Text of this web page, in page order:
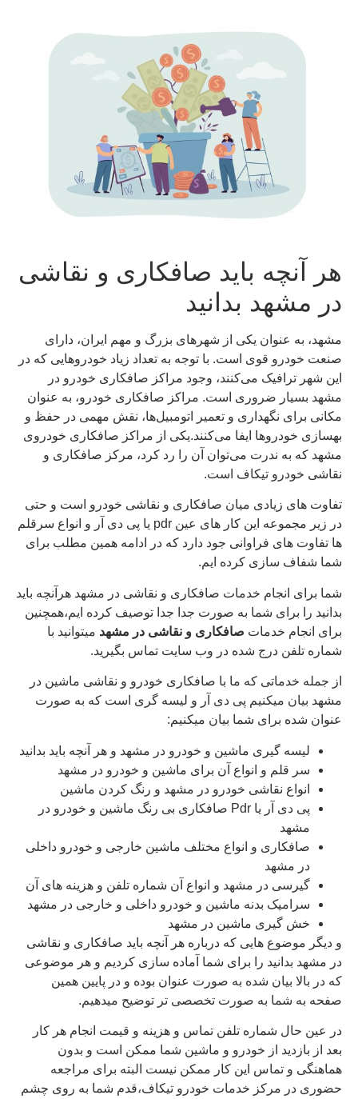
هر آنچه باید صافکاری و نقاشی
در مشهد بدانید
مشهد، به عنوان یکی از شهرهای بزرگ و مهم ایران، دارای
صنعت خودرو قوی است. با توجه به تعداد زیاد خودروهایی که در
این شهر ترافیک می‌کنند، وجود مراکز صافکاری خودرو در
مشهد بسیار ضروری است. مراکز صافکاری خودرو، به عنوان
مکانی برای نگهداری و تعمیر اتومبیل‌ها، نقش مهمی در حفظ و
بهسازی خودروها ایفا می‌کنند.یکی از مراکز صافکاری خودروی
مشهد که به ندرت می‌توان آن را رد کرد، مرکز صافکاری و
نقاشی خودرو تیکاف است.
تفاوت های زیادی میان صافکاری و نقاشی خودرو است و حتی
در زیر مجموعه این کار های عین pdr یا پی دی آر و انواع سرقلم
ها تفاوت های فراوانی جود دارد که در ادامه همین مطلب برای
شما شفاف سازی کرده ایم.
شما برای انجام خدمات صافکاری و نقاشی در مشهد هرآنچه باید
بدانید را برای شما به صورت جدا جدا توصیف کرده ایم،همچنین
برای انجام خدمات صافکاری و نقاشی در مشهد میتوانید با
شماره تلفن درج شده در وب سایت تماس بگیرید.
از جمله خدماتی که ما با صافکاری خودرو و نقاشی ماشین در
مشهد بیان میکنیم پی دی آر و لیسه گری است که به صورت
عنوان شده برای شما بیان میکنیم:
لیسه گیری ماشین و خودرو در مشهد و هر آنچه باید بدانید
سر قلم و انواع آن برای ماشین و خودرو در مشهد
انواع نقاشی خودرو در مشهد و رنگ کردن ماشین
پی دی آر یا Pdr صافکاری بی رنگ ماشین و خودرو در
مشهد
صافکاری و انواع مختلف ماشین خارجی و خودرو داخلی
در مشهد
گیرسی در مشهد و انواع آن شماره تلفن و هزینه های آن
سرامیک بدنه ماشین و خودرو داخلی و خارجی در مشهد
خش گیری ماشین در مشهد
و دیگر موضوع هایی که درباره هر آنچه باید صافکاری و نقاشی
در مشهد بدانید را برای شما آماده سازی کردیم و هر موضوعی
که در بالا بیان شده به صورت عنوان بوده و در پایین همین
صفحه به شما به صورت تخصصی تر توضیح میدهیم.
در عین حال شماره تلفن تماس و هزینه و قیمت انجام هر کار
بعد از بازدید از خودرو و ماشین شما ممکن است و بدون
هماهنگی و تماس این کار ممکن نیست البته برای مراجعه
حضوری در مرکز خدمات خودرو تیکاف،قدم شما به روی چشم